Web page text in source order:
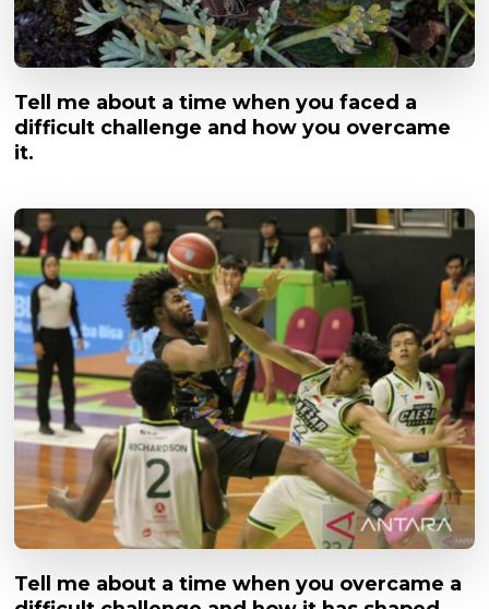
Tell me about a time when you faced a
difficult challenge and how you overcame
it.
Tell me about a time when you overcame a